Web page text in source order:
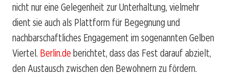
nicht nur eine Gelegenheit zur Unterhaltung, vielmehr
dient sie auch als Plattform für Begegnung und
nachbarschaftliches Engagement im sogenannten Gelben
Viertel. Berlin.de berichtet, dass das Fest darauf abzielt,
den Austausch zwischen den Bewohnern zu fördern.